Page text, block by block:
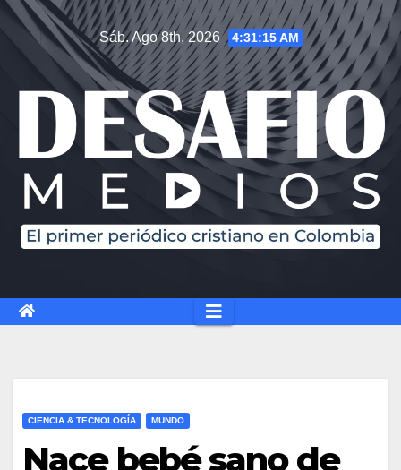
Saltar
contenido
Sáb. Ago 8th, 2026 4:31:16 AM
CIENCIA & TECNOLOGÍA MUNDO
Nace bebé sano de